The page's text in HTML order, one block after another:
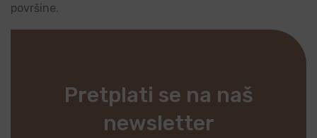
površine.
Pretplati se na naš
newsletter